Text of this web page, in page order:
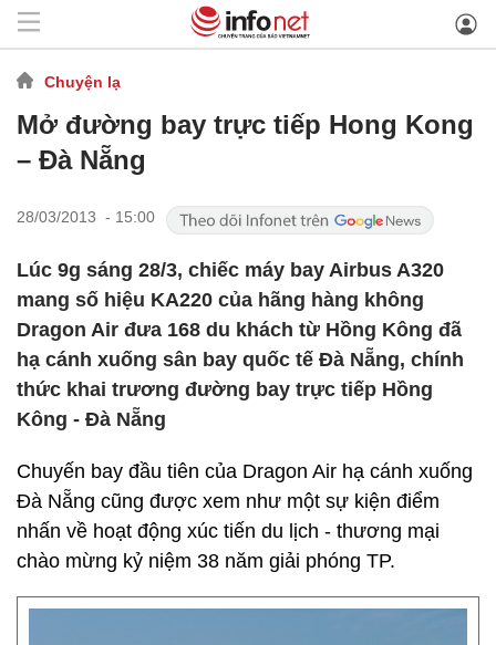
Chuyện lạ
Mở đường bay trực tiếp Hong Kong
– Đà Nẵng
28/03/2013 - 15:00
Lúc 9g sáng 28/3, chiếc máy bay Airbus A320
mang số hiệu KA220 của hãng hàng không
Dragon Air đưa 168 du khách từ Hồng Kông đã
hạ cánh xuống sân bay quốc tế Đà Nẵng, chính
thức khai trương đường bay trực tiếp Hồng
Kông - Đà Nẵng
Chuyến bay đầu tiên của Dragon Air hạ cánh xuống
Đà Nẵng cũng được xem như một sự kiện điểm
nhấn về hoạt động xúc tiến du lịch - thương mại
chào mừng kỷ niệm 38 năm giải phóng TP.